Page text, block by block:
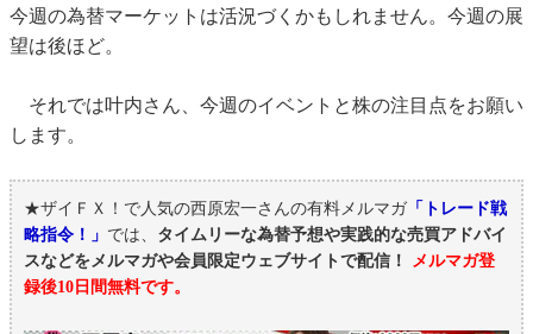
今週の為替マーケットは活況づくかもしれません。今週の展
望は後ほど。
それでは叶内さん、今週のイベントと株の注目点をお願い
します。
★ザイＦＸ！で人気の西原宏一さんの有料メルマガ「トレード戦
略指令！」 では、 タイムリーな為替予想や実践的な売買アドバイ
スなどをメルマガや会員限定ウェブサイトで配信！
メルマガ登
録後10日間無料です。